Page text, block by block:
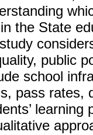
the State
public
school
pass rates,